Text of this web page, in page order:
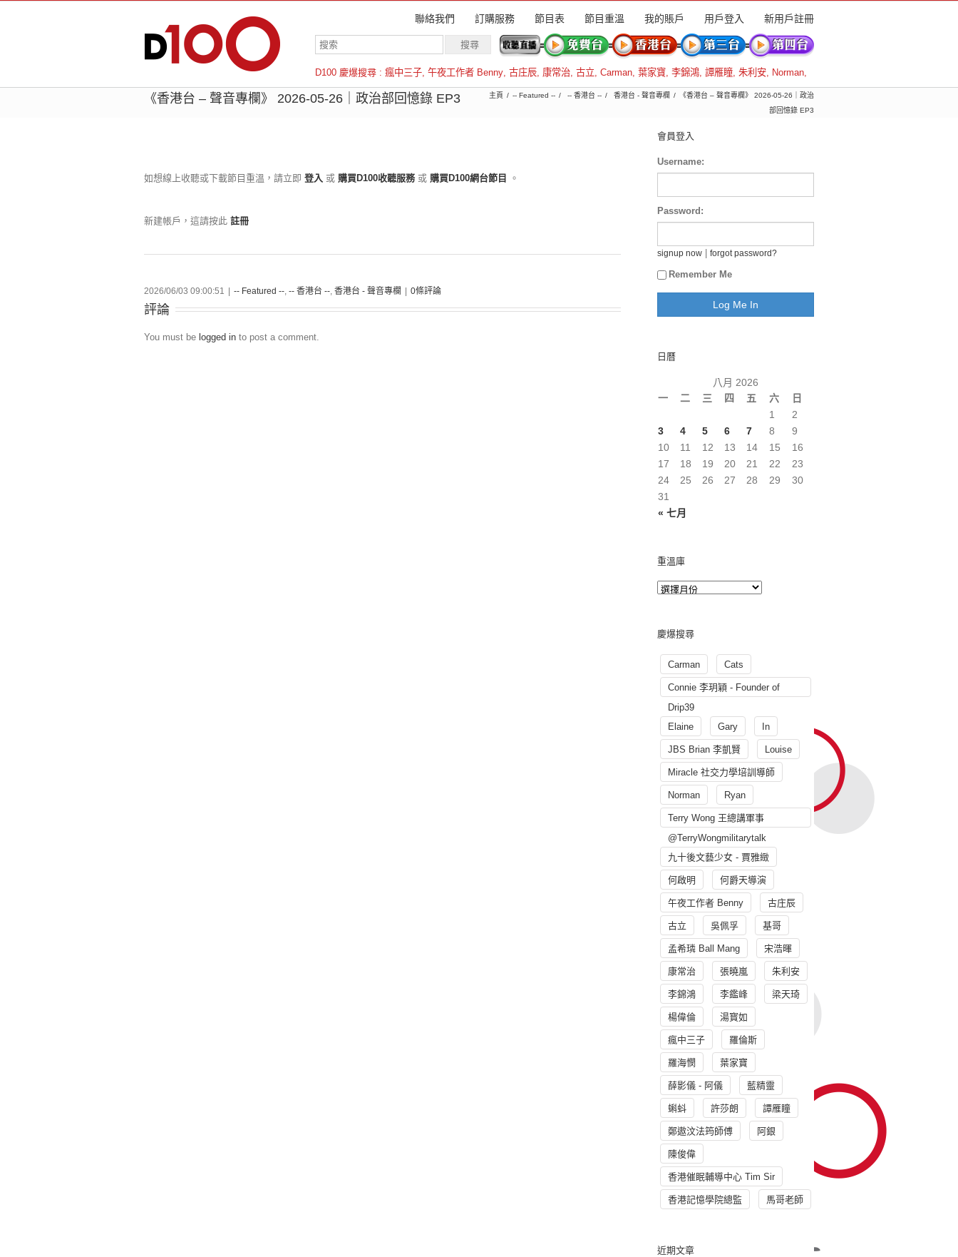
聯絡我們 訂購服務 節目表 節目重溫 我的賬戶 用戶登入 新用戶註冊
D100 慶爆搜尋 : 瘋中三子, 午夜工作者 Benny, 古庄辰, 康常治, 古立, Carman, 葉家寶, 李錦鴻, 譚雁瞳, 朱利安, Norman,
羅倫斯
《香港台 – 聲音專欄》 2026-05-26｜政治部回憶錄 EP3 主頁 -- Featured -- -- 香港台 -- 香港台 - 聲音專欄
《香港台 – 聲音專欄》 2026-05-26｜政治
部回憶錄 EP3
如想線上收聽或下載節目重溫，請立即 登入 或 購買D100收聽服務 或 購買D100網台節目 。
新建帳戶，這請按此 註冊
2026/06/03 09:00:51 -- Featured --, -- 香港台 --, 香港台 - 聲音專欄 0條評論
評論
You must be logged in to post a comment.
會員登入
Username:
Password:
signup now forgot password?
Remember Me
日曆
八月 2026
一
二 三 四 五 六 日
« 七月
1
2
3
4 5 6 7 8
9
10
11 12 13 14 15
16
17
18 19 20 21 22
23
24
25 26 27 28 29
30
31
重溫庫
慶爆搜尋
Carman Cats
Connie 李玥穎 - Founder of
Drip39
Elaine
Gary In
JBS Brian 李凱賢 Louise
Miracle 社交力學培訓導師
Norman Ryan
Terry Wong 王總講軍事
@TerryWongmilitarytalk
九十後文藝少女 - 賈雅緻
何啟明 何爵天導演
午夜工作者 Benny 古庄辰
古立 吳佩孚 基哥
孟希璘 Ball Mang 宋浩暉
康常治 張曉嵐 朱利安
李錦鴻 李鑑峰 梁天琦
楊偉倫 湯寳如
瘋中三子 羅倫斯
羅海憫 葉家寶
薛影儀 - 阿儀 藍精靈
蝌蚪 許莎朗 譚雁瞳
鄭遨汶法筠師傅 阿銀
陳俊偉
香港催眠輔導中心 Tim Sir
香港記憶學院總監 馬哥老師
近期文章